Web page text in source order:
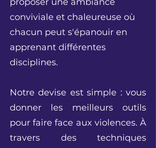
conviviale et chaleureuse où
chacun peut s'épanouir en
apprenant différentes
disciplines.
Notre devise est simple : vous
donner les meilleurs outils
pour faire face aux violences. À
travers des techniques